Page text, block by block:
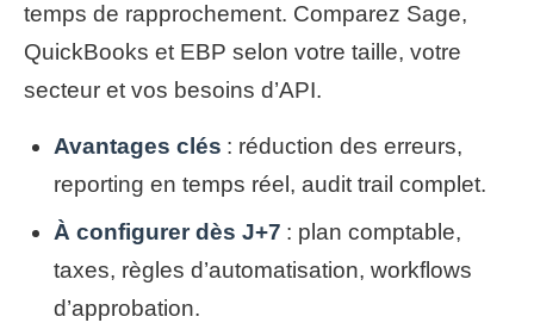
temps de rapprochement. Comparez Sage,
QuickBooks et EBP selon votre taille, votre
secteur et vos besoins d’API.
Avantages clés : réduction des erreurs,
reporting en temps réel, audit trail complet.
À configurer dès J+7 : plan comptable,
taxes, règles d’automatisation, workflows
d’approbation.